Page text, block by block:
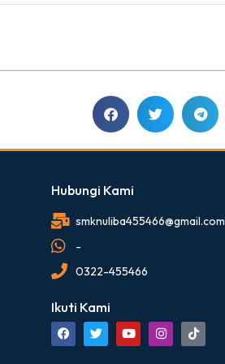
Hubungi Kami
smknuliba455466@gmail.com
-
0322-455466
Ikuti Kami